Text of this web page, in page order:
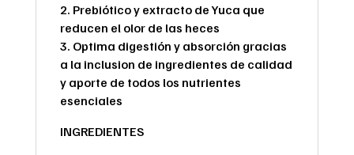
2. Prebiótico y extracto de Yuca que
reducen el olor de las heces
3. Optima digestión y absorción gracias
a la inclusion de ingredientes de calidad
y aporte de todos los nutrientes
esenciales
INGREDIENTES